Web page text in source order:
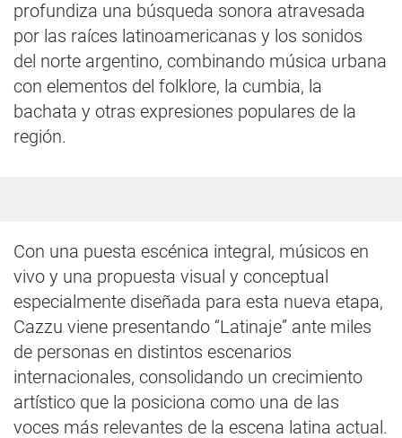
profundiza una búsqueda sonora atravesada
por las raíces latinoamericanas y los sonidos
del norte argentino, combinando música urbana
con elementos del folklore, la cumbia, la
bachata y otras expresiones populares de la
región.
Con una puesta escénica integral, músicos en
vivo y una propuesta visual y conceptual
especialmente diseñada para esta nueva etapa,
Cazzu viene presentando “Latinaje” ante miles
de personas en distintos escenarios
internacionales, consolidando un crecimiento
artístico que la posiciona como una de las
voces más relevantes de la escena latina actual.